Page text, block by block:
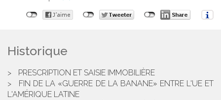
Historique
PRESCRIPTION ET SAISIE IMMOBILIÈRE
FIN DE LA «GUERRE DE LA BANANE» ENTRE L'UE ET
L'AMÉRIQUE LATINE